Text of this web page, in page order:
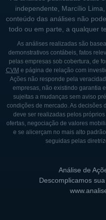
prioridades que
e credibilidade.
Como parte da
rendimentos, o
repassar uma
rendimentos obtidos
mensalmente. Essa
regular é uma forma
investidores
resultados do fundo,
relação de longo
independente, Marcílio
conteúdo das análises não
todo ou em parte, a qualquer
As análises realizadas são
demonstrativos contábeis, fatos
pelas empresas sob cobertura, de
CVM e página de relação com
Ações não responde pela
empresas, não existindo garantia
sujeitas a mudanças sem aviso
condições de mercado. As decisões
deve ser realizadas pelos
ofertas, negociação de valores
e se alicerçam no mais alto
seguidas pelas
Análise de
Descomplicamos